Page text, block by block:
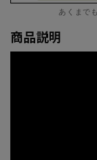
あくまで
商品説明